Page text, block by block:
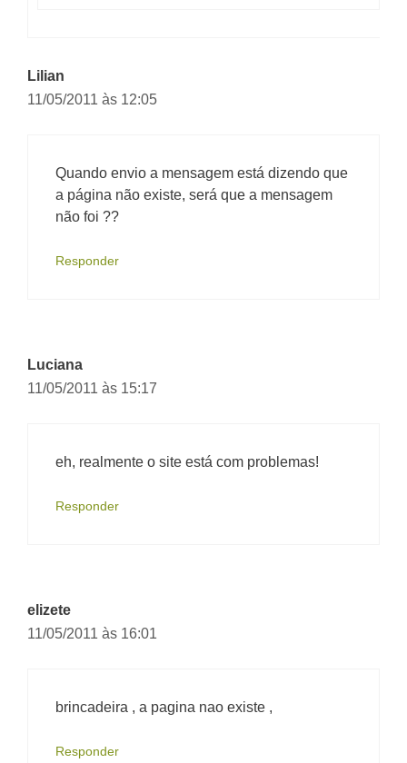
Lilian
11/05/2011 às 12:05
Quando envio a mensagem está dizendo que
a página não existe, será que a mensagem
não foi ??
Responder
Luciana
11/05/2011 às 15:17
eh, realmente o site está com problemas!
Responder
elizete
11/05/2011 às 16:01
brincadeira , a pagina nao existe ,
Responder